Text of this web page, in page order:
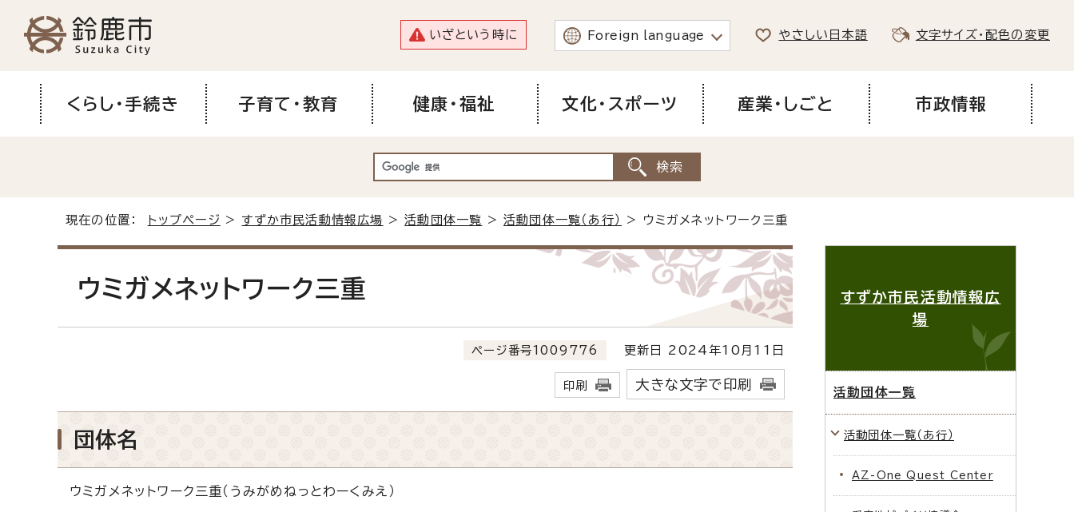
いざという時に Foreign language やさしい日本語 文字サイズ・配色の変更
くらし・手続き 子育て・教育 健康・福祉 文化・スポーツ 産業・しごと 市政情報
現在の位置： トップページ > すずか市民活動情報広場 >活動団体一覧 >活動団体一覧（あ行） > ウミガメネットワーク三重
ウミガメネットワーク三重
ページ番号1009776 更新日 2024年10月11日
印刷 大きな文字で印刷
団体名
ウミガメネットワーク三重（うみがめねっとわーくみえ）
すずか市民活動情報広
場
活動団体一覧
活動団体一覧（あ行）
AZ-One Quest Center